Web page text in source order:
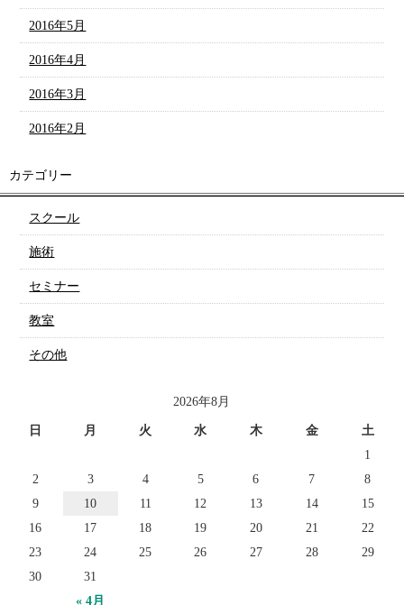
2016年5月
2016年4月
2016年3月
2016年2月
カテゴリー
スクール
施術
セミナー
教室
その他
2026年8月
日 月 火 水 木 金 土
« 4月
1
2
3 4 5 6 7
8
9
10 11 12 13 14
15
16
17 18 19 20 21
22
23
24 25 26 27 28
29
30
31